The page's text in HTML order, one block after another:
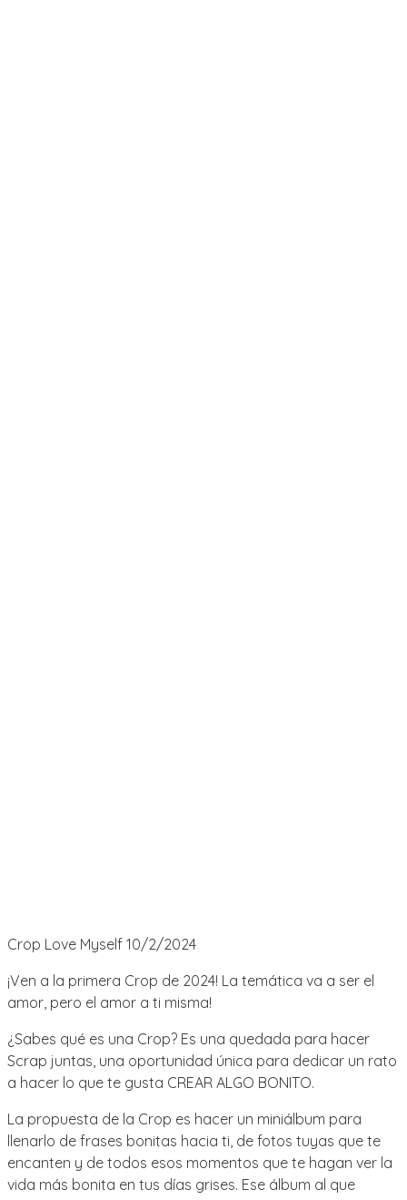
Crop Love Myself 10/2/2024
¡Ven a la primera Crop de 2024! La temática va a ser el
amor, pero el amor a ti misma!
¿Sabes qué es una Crop? Es una quedada para hacer
Scrap juntas, una oportunidad única para dedicar un rato
a hacer lo que te gusta CREAR ALGO BONITO.
La propuesta de la Crop es hacer un miniálbum para
llenarlo de frases bonitas hacia ti, de fotos tuyas que te
encanten y de todos esos momentos que te hagan ver la
vida más bonita en tus días grises. Ese álbum al que